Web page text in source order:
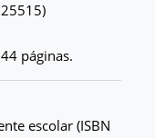
páginas.
escolar (ISBN